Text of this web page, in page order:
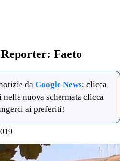
Faeto
da Google News: clicca
nella nuova schermata clicca
ai preferiti!